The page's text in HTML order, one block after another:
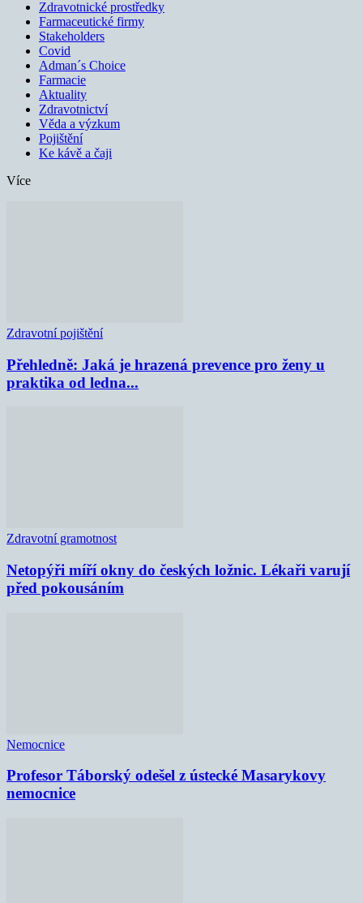
Zdravotnické prostředky
Farmaceutické firmy
Stakeholders
Covid
Adman´s Choice
Farmacie
Aktuality
Zdravotnictví
Věda a výzkum
Pojištění
Ke kávě a čaji
Více
Zdravotní pojištění
Přehledně: Jaká je hrazená prevence pro ženy u
praktika od ledna...
Zdravotní gramotnost
Netopýři míří okny do českých ložnic. Lékaři varují
před pokousáním
Nemocnice
Profesor Táborský odešel z ústecké Masarykovy
nemocnice